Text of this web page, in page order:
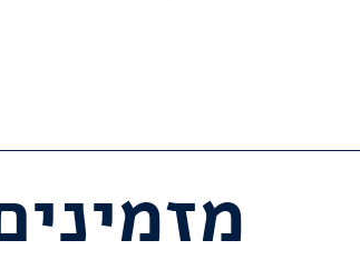
מזמינים מעל